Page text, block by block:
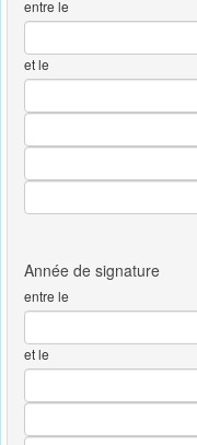
entre le
et le
entre le
et le